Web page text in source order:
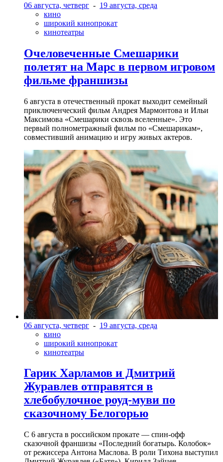
06 августа, четверг - 19 августа, среда
кино
широкий кинопрокат
кинотеатры
Очеловеченные Смешарики
полетят на Марс в первом игровом
фильме франшизы
6 августа в отечественный прокат выходит семейный
приключенческий фильм Андрея Мармонтова и Ильи
Максимова «Смешарики сквозь вселенные». Это
первый полнометражный фильм по «Смешарикам»,
совместивший анимацию и игру живых актеров.
06 августа, четверг - 19 августа, среда
кино
широкий кинопрокат
кинотеатры
Гарик Харламов и Дмитрий
Журавлев отправятся в
хлебобулочное роуд-муви по
сказочному Белогорью
С 6 августа в российском прокате — спин-офф
сказочной франшизы «Последний богатырь. Колобок»
от режиссера Антона Маслова. В роли Тихона выступил